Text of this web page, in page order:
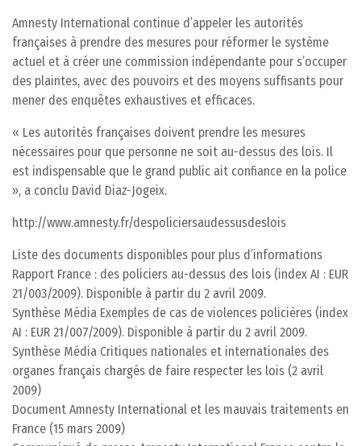
Amnesty International continue d’appeler les autorités
françaises à prendre des mesures pour réformer le système
actuel et à créer une commission indépendante pour s’occuper
des plaintes, avec des pouvoirs et des moyens suffisants pour
mener des enquêtes exhaustives et efficaces.
« Les autorités françaises doivent prendre les mesures
nécessaires pour que personne ne soit au-dessus des lois. Il
est indispensable que le grand public ait confiance en la police
», a conclu David Diaz-Jogeix.
http://www.amnesty.fr/despoliciersaudessusdeslois
Liste des documents disponibles pour plus d’informations
Rapport France : des policiers au-dessus des lois (index AI : EUR
21/003/2009). Disponible à partir du 2 avril 2009.
Synthèse Média Exemples de cas de violences policières (index
AI : EUR 21/007/2009). Disponible à partir du 2 avril 2009.
Synthèse Média Critiques nationales et internationales des
organes français chargés de faire respecter les lois (2 avril
2009)
Document Amnesty International et les mauvais traitements en
France (15 mars 2009)